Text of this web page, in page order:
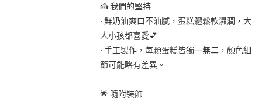
🍰 我們的堅持
· 鮮奶油爽口不油膩，蛋糕體鬆軟濕潤，大
人小孩都喜愛💕
· 手工製作，每顆蛋糕皆獨一無二，顏色細
節可能略有差異。
🌟 隨附裝飾